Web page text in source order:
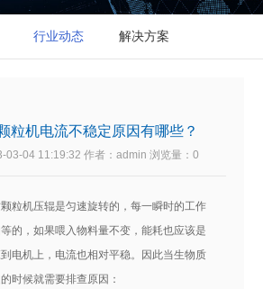
行业动态 解决方案
粒机电流不稳定原因有哪些？
03-04 11:19:32 作者：admin 浏览量： 0
粒机压辊是匀速旋转的，每一瞬时的工作
的，如果喂入物料量不变，能耗也应该是
电机上，电流也相对平稳。因此当生物质
时候就需要排查原因：